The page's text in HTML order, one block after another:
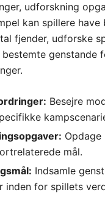
udforskning
kan spillere
fjender, udforske
bestemte genstande
Besejre
Opdage
mål.
Indsamle
inden for spillets